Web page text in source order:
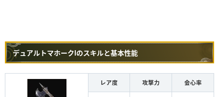
デュアルトマホークⅠのスキルと基本性能
レア度 攻撃力 会心率